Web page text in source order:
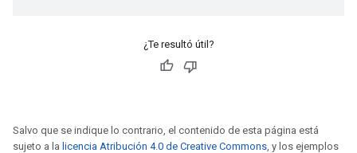
¿Te resultó útil?
Salvo que se indique lo contrario, el contenido de esta página está
sujeto a la licencia Atribución 4.0 de Creative Commons, y los ejemplos